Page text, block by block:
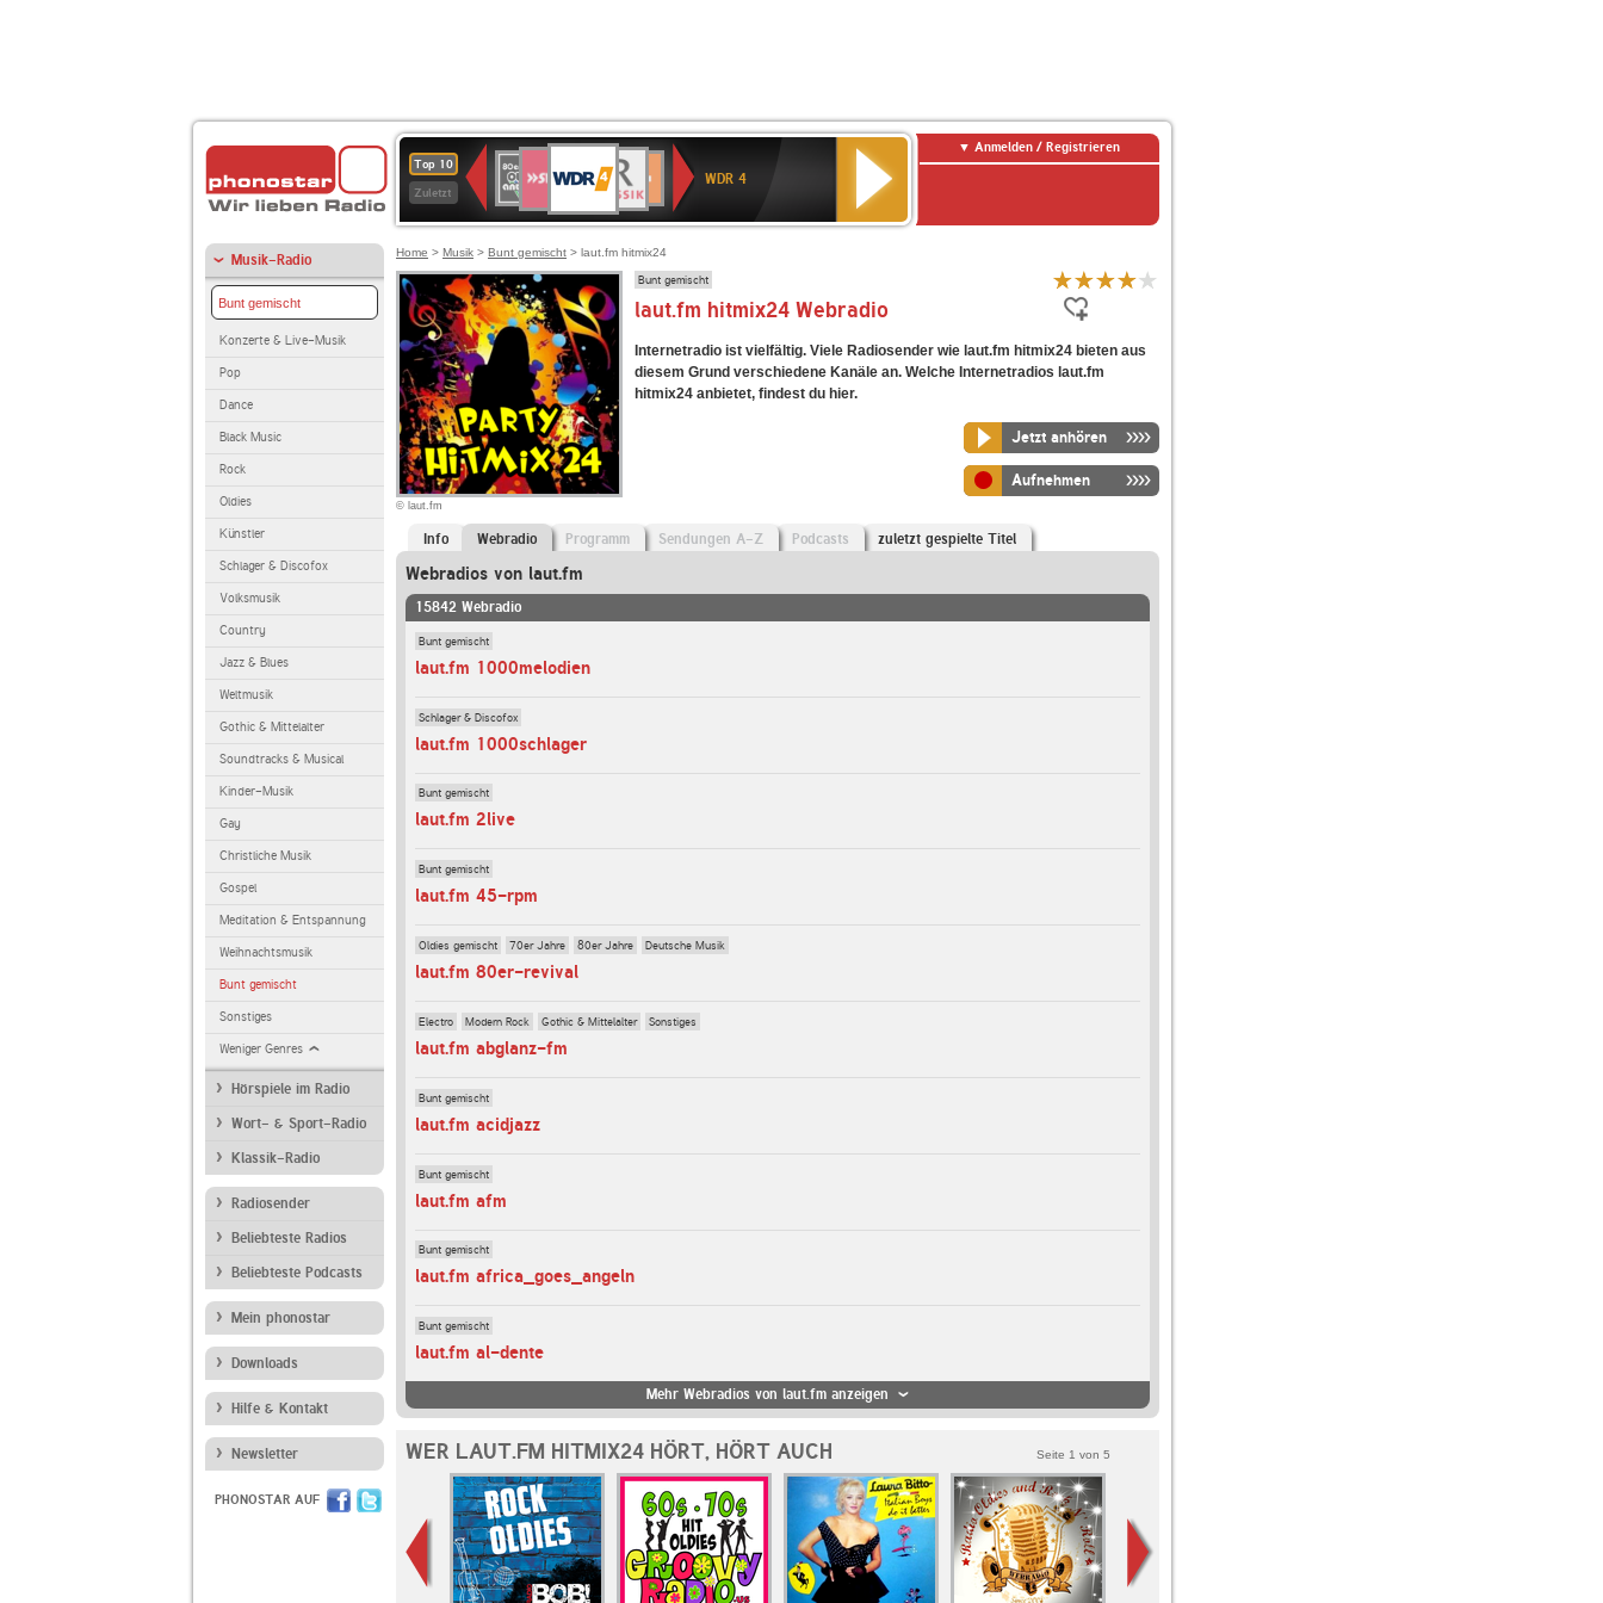
Top 10
Zuletzt
Deutschlandfunk
80er
90er
OLDIE
ANTENNE
4
KLASSIK
Deutschlandfunk
Kultur
Kultur
2
WDR 4
Anmelden / Registrieren
Musik-Radio
Bunt gemischt
Konzerte & Live-Musik
Pop
Dance
Black Music
Rock
Oldies
Künstler
Schlager & Discofox
Volksmusik
Country
Jazz & Blues
Weltmusik
Gothic & Mittelalter
Soundtracks & Musical
Kinder-Musik
Gay
Christliche Musik
Gospel
Meditation & Entspannung
Weihnachtsmusik
Bunt gemischt
Sonstiges
Weniger Genres
Hörspiele im Radio
Wort- & Sport-Radio
Klassik-Radio
Radiosender
Beliebteste Radios
Beliebteste Podcasts
Mein phonostar
Downloads
Hilfe & Kontakt
Newsletter
PHONOSTAR AUF
Home > Musik > Bunt gemischt > laut.fm hitmix24
© laut.fm
Bunt gemischt
laut.fm hitmix24 Webradio
Internetradio ist vielfältig. Viele Radiosender wie laut.fm hitmix24 bieten aus
diesem Grund verschiedene Kanäle an. Welche Internetradios laut.fm
hitmix24 anbietet, findest du hier.
Jetzt anhören
Aufnehmen
Info Webradio Programm Sendungen A-Z Podcasts zuletzt gespielte Titel
Webradios von laut.fm
15842 Webradio
Bunt gemischt
laut.fm 1000melodien
Schlager & Discofox
laut.fm 1000schlager
Bunt gemischt
laut.fm 2live
Bunt gemischt
laut.fm 45-rpm
Oldies gemischt 70er Jahre 80er Jahre Deutsche Musik
laut.fm 80er-revival
Electro Modern Rock Gothic & Mittelalter Sonstiges
laut.fm abglanz-fm
Bunt gemischt
laut.fm acidjazz
Bunt gemischt
laut.fm afm
Bunt gemischt
laut.fm africa_goes_angeln
Bunt gemischt
laut.fm al-dente
Mehr Webradios von laut.fm anzeigen
WER LAUT.FM HITMIX24 HÖRT, HÖRT AUCH Seite 1 von 5